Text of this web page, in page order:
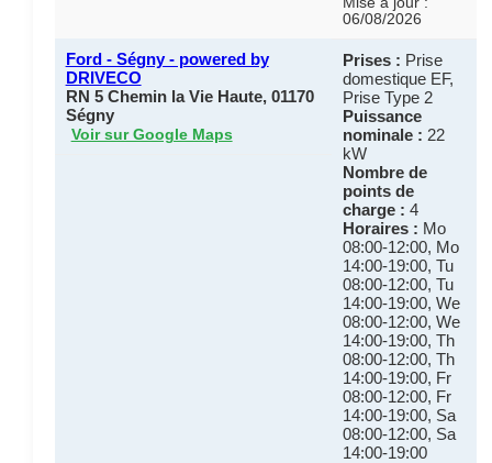
06/08/2026
Ford - Ségny - powered by
DRIVECO
RN 5 Chemin la Vie Haute, 01170
Ségny
Voir sur Google Maps
Prises : Prise
domestique EF,
Prise Type 2
Puissance
nominale : 22
kW
Nombre de
points de
charge : 4
Horaires : Mo
08:00-12:00, Mo
14:00-19:00, Tu
08:00-12:00, Tu
14:00-19:00, We
08:00-12:00, We
14:00-19:00, Th
08:00-12:00, Th
14:00-19:00, Fr
08:00-12:00, Fr
14:00-19:00, Sa
08:00-12:00, Sa
14:00-19:00